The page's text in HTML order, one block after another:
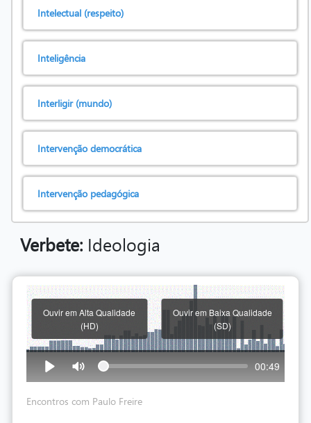
Intelectual (respeito)
Inteligência
Interligir (mundo)
Intervenção democrática
Intervenção pedagógica
Verbete:Ideologia
Ouvir em Alta Qualidade
(HD)
Ouvir em Baixa Qualidade
(SD)
00:49
Encontros com Paulo Freire